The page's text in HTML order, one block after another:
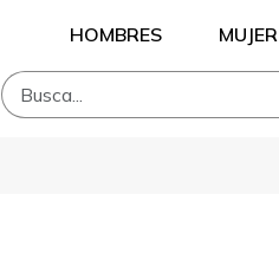
HOMBRES MUJER